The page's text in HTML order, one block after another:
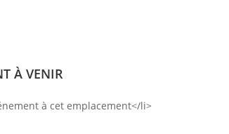
À VENIR
à cet emplacement</li>